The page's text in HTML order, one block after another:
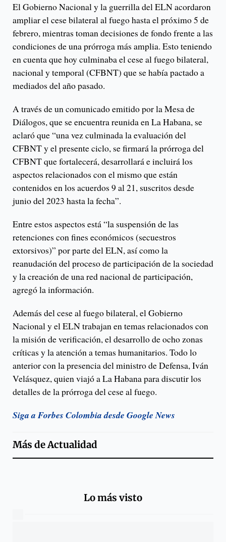
El Gobierno Nacional y la guerrilla del ELN acordaron
ampliar el cese bilateral al fuego hasta el próximo 5 de
febrero, mientras toman decisiones de fondo frente a las
condiciones de una prórroga más amplia. Esto teniendo
en cuenta que hoy culminaba el cese al fuego bilateral,
nacional y temporal (CFBNT) que se había pactado a
mediados del año pasado.
A través de un comunicado emitido por la Mesa de
Diálogos, que se encuentra reunida en La Habana, se
aclaró que “una vez culminada la evaluación del
CFBNT y el presente ciclo, se firmará la prórroga del
CFBNT que fortalecerá, desarrollará e incluirá los
aspectos relacionados con el mismo que están
contenidos en los acuerdos 9 al 21, suscritos desde
junio del 2023 hasta la fecha”.
Entre estos aspectos está “la suspensión de las
retenciones con fines económicos (secuestros
extorsivos)” por parte del ELN, así como la
reanudación del proceso de participación de la sociedad
y la creación de una red nacional de participación,
agregó la información.
Además del cese al fuego bilateral, el Gobierno
Nacional y el ELN trabajan en temas relacionados con
la misión de verificación, el desarrollo de ocho zonas
críticas y la atención a temas humanitarios. Todo lo
anterior con la presencia del ministro de Defensa, Iván
Velásquez, quien viajó a La Habana para discutir los
detalles de la prórroga del cese al fuego.
Siga a Forbes Colombia desde Google News
Más deActualidad
Lo más visto